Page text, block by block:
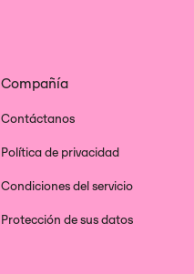
Compañía
Contáctanos
Política de privacidad
Condiciones del servicio
Protección de sus datos